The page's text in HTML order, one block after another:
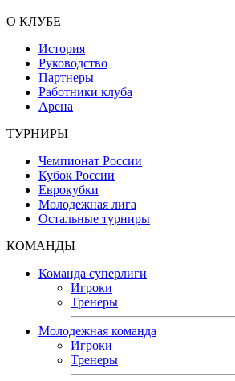
О КЛУБЕ
История
Руководство
Партнеры
Работники клуба
Арена
ТУРНИРЫ
Чемпионат России
Кубок России
Еврокубки
Молодежная лига
Остальные турниры
КОМАНДЫ
Команда суперлиги
Игроки
Тренеры
Молодежная команда
Игроки
Тренеры